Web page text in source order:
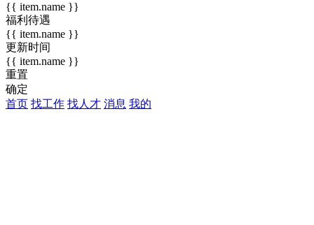
{{ item.name }}
福利待遇
{{ item.name }}
更新时间
{{ item.name }}
重置
确定
首页 找工作 找人才 消息 我的